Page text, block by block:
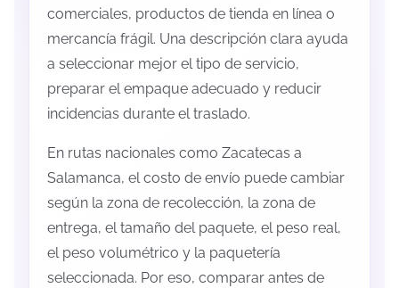
comerciales, productos de tienda en línea o
mercancía frágil. Una descripción clara ayuda
a seleccionar mejor el tipo de servicio,
preparar el empaque adecuado y reducir
incidencias durante el traslado.
En rutas nacionales como Zacatecas a
Salamanca, el costo de envío puede cambiar
según la zona de recolección, la zona de
entrega, el tamaño del paquete, el peso real,
el peso volumétrico y la paquetería
seleccionada. Por eso, comparar antes de